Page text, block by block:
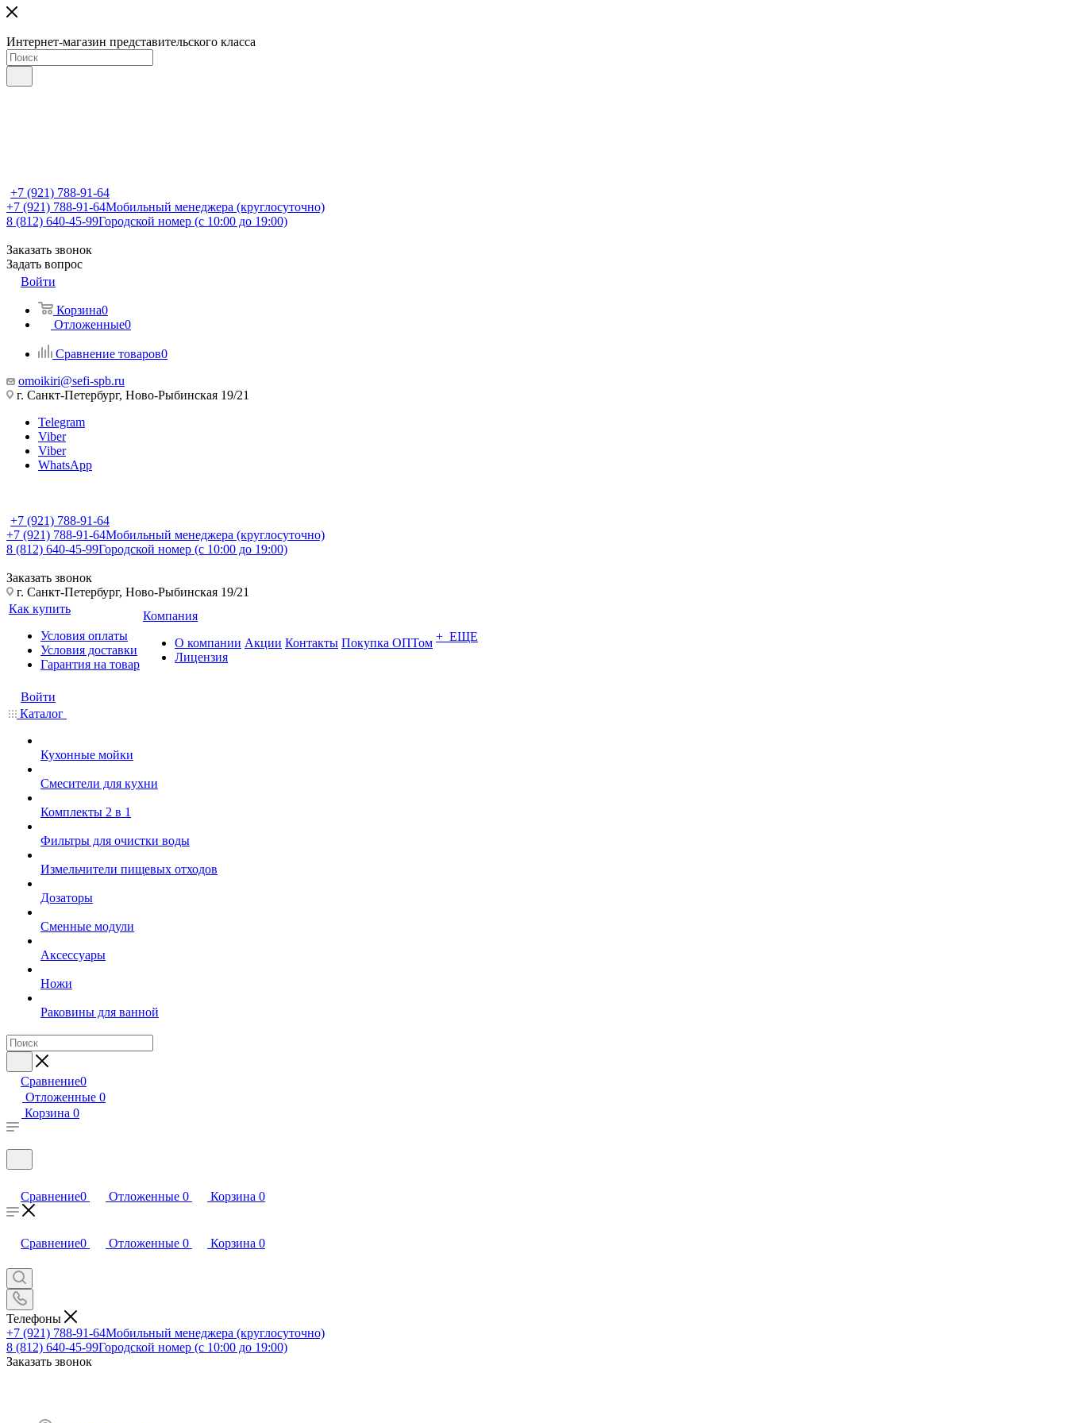
Интернет-магазин представительского класса
+7 (921) 788-91-64
+7 (921) 788-91-64Мобильный менеджера (круглосуточно)
8 (812) 640-45-99Городской номер (с 10:00 до 19:00)
Заказать звонок
Задать вопрос
Войти
Корзина0
Отложенные0
Сравнение товаров0
omoikiri@sefi-spb.ru
г. Санкт-Петербург, Ново-Рыбинская 19/21
Telegram
Viber
Viber
WhatsApp
+7 (921) 788-91-64
+7 (921) 788-91-64Мобильный менеджера (круглосуточно)
8 (812) 640-45-99Городской номер (с 10:00 до 19:00)
Заказать звонок
г. Санкт-Петербург, Ново-Рыбинская 19/21
Как купить
Условия оплаты
Условия доставки
Гарантия на товар
Компания
О компании
Лицензия
Акции Контакты Покупка ОПТом + ЕЩЕ
Войти
Каталог
Кухонные мойки
Смесители для кухни
Комплекты 2 в 1
Фильтры для очистки воды
Измельчители пищевых отходов
Дозаторы
Cменные модули
Аксессуары
Ножи
Раковины для ванной
Сравнение0
Отложенные 0
Корзина 0
Сравнение0 Отложенные 0 Корзина 0
Сравнение0 Отложенные 0 Корзина 0
Телефоны
+7 (921) 788-91-64Мобильный менеджера (круглосуточно)
8 (812) 640-45-99Городской номер (с 10:00 до 19:00)
Заказать звонок